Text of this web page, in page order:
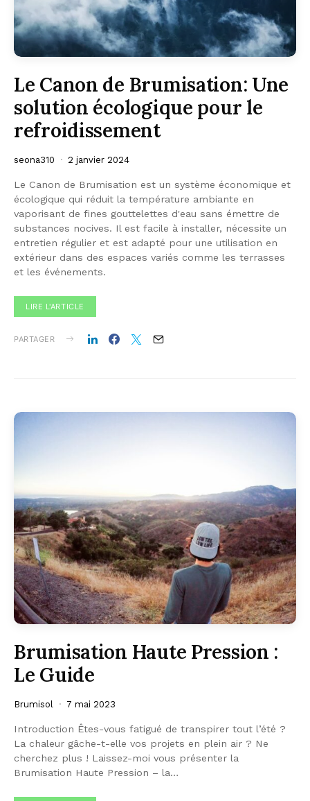
Le Canon de Brumisation: Une
solution écologique pour le
refroidissement
seona310 2 janvier 2024
Le Canon de Brumisation est un système économique et
écologique qui réduit la température ambiante en
vaporisant de fines gouttelettes d'eau sans émettre de
substances nocives. Il est facile à installer, nécessite un
entretien régulier et est adapté pour une utilisation en
extérieur dans des espaces variés comme les terrasses
et les événements.
LIRE L'ARTICLE
PARTAGER
Brumisation Haute Pression :
Le Guide
Brumisol 7 mai 2023
Introduction Êtes-vous fatigué de transpirer tout l’été ?
La chaleur gâche-t-elle vos projets en plein air ? Ne
cherchez plus ! Laissez-moi vous présenter la
Brumisation Haute Pression – la…